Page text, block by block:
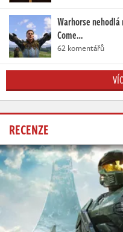
Warhorse
Come…
62 komentářů
RECENZE